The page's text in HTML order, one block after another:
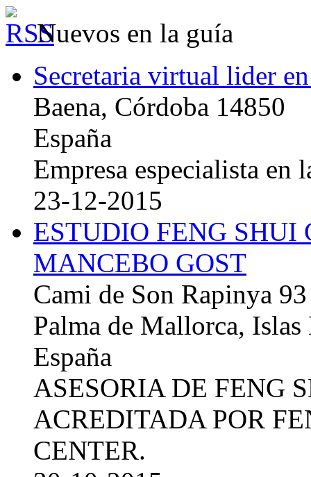
Nuevos en la guía
Secretaria virtual lider
Baena, Córdoba 14850
España
Empresa especialista en
23-12-2015
ESTUDIO FENG
MANCEBO GOST
Cami de Son Rapinya 93
Palma de Mallorca, Islas
España
ASESORIA DE FENG
ACREDITADA POR
CENTER.